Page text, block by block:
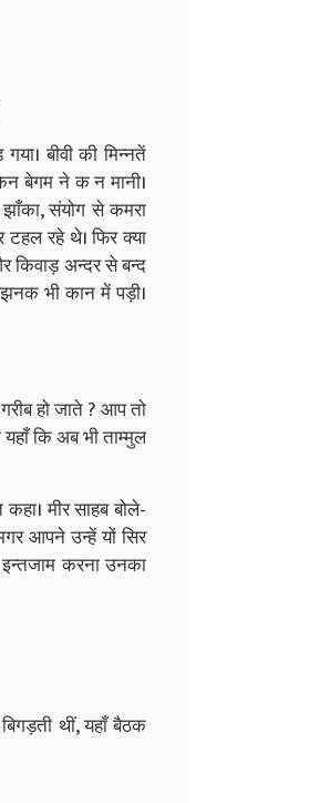
बीवी की मिन्नतें
बेगम ने क न मानी।
संयोग से कमरा
रहे थे। फिर क्या
अन्दर से बन्द
भी कान में पड़ी।
हो जाते ? आप तो
कि अब भी ताम्मुल
मीर साहब बोले-
आपने उन्हें यों सिर
करना उनका
थीं, यहाँ बैठक